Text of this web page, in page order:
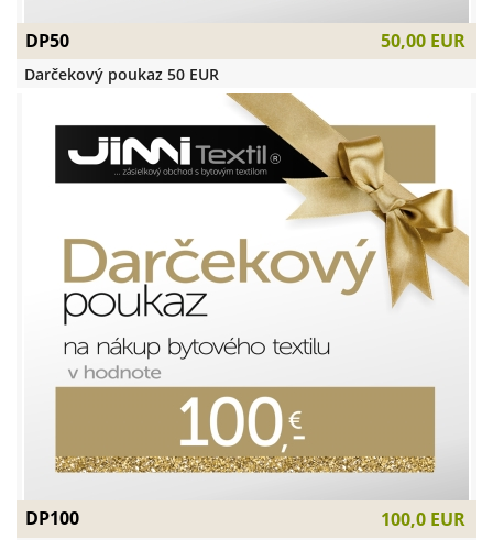
DP50 50,00 EUR
Darčekový poukaz 50 EUR
DP100 100,0 EUR